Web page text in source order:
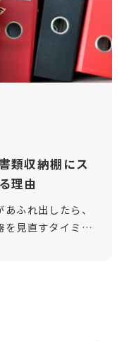
類収納棚にス
理由
ふれ出したら、
を見直すタイミン